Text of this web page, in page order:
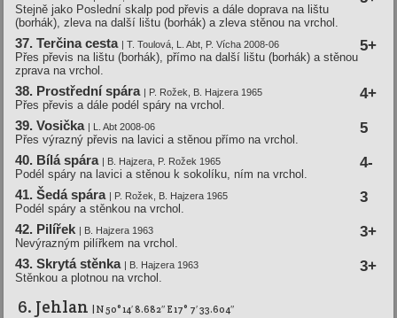
Stejně jako Poslední skalp pod převis a dále doprava na lištu
(borhák), zleva na další lištu (borhák) a zleva stěnou na vrchol.
37. Terčina cesta | T. Toulová, L. Abt, P. Ví­cha 2008-06 5+
Přes převis na lištu (borhák), přímo na další lištu (borhák) a stěnou
zprava na vrchol.
38. Prostřední­ spára | P. Rožek, B. Hajzera 1965 4+
Přes převis a dále podél spáry na vrchol.
39. Vosička | L. Abt 2008-06 5
Přes výrazný převis na lavici a stěnou přímo na vrchol.
40. Bí­lá spára | B. Hajzera, P. Rožek 1965 4-
Podél spáry na lavici a stěnou k sokolíku, ním na vrchol.
41. Šedá spára | P. Rožek, B. Hajzera 1965 3
Podél spáry a stěnkou na vrchol.
42. Pilí­řek | B. Hajzera 1963 3+
Nevýrazným pilířkem na vrchol.
43. Skrytá stěnka | B. Hajzera 1963 3+
Stěnkou a plotnou na vrchol.
6. Jehlan | N 50° 14′ 8.682″ E 17° 7′ 33.604″